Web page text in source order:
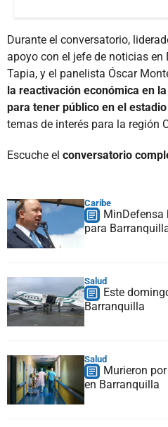
Durante el conversatorio,
apoyo con el jefe de noticias
Tapia, y el panelista Óscar
la reactivación económica en
para tener público en el
temas de interés para la región
Escuche el conversatorio
Caribe
MinDefensa
para
Salud
Este
Barranquilla
Salud
Murieron
en Barranquilla